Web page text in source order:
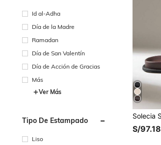
Id al-Adha
Día de la Madre
Ramadan
Día de San Valentín
Día de Acción de Gracias
Más
Ver Más
Tipo De Estampado
Liso
S/97.18